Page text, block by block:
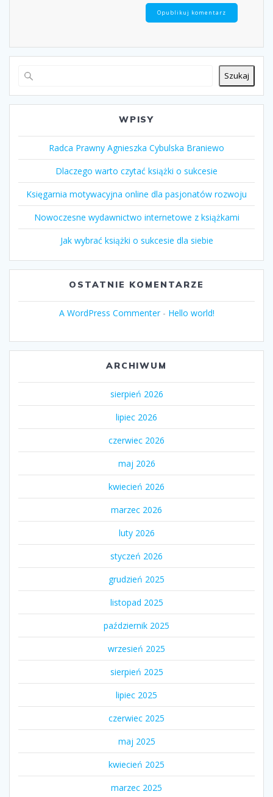
Szukaj
WPISY
Radca Prawny Agnieszka Cybulska Braniewo
Dlaczego warto czytać książki o sukcesie
Księgarnia motywacyjna online dla pasjonatów rozwoju
Nowoczesne wydawnictwo internetowe z książkami
Jak wybrać książki o sukcesie dla siebie
OSTATNIE KOMENTARZE
A WordPress Commenter- Hello world!
ARCHIWUM
sierpień 2026
lipiec 2026
czerwiec 2026
maj 2026
kwiecień 2026
marzec 2026
luty 2026
styczeń 2026
grudzień 2025
listopad 2025
październik 2025
wrzesień 2025
sierpień 2025
lipiec 2025
czerwiec 2025
maj 2025
kwiecień 2025
marzec 2025